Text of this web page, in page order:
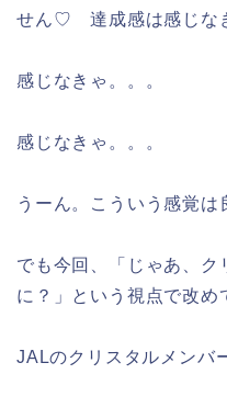
せん♡ 達成感は感じな
感じなきゃ。。。
感じなきゃ。。。
うーん。こういう感覚は
でも今回、「じゃあ、ク
に？」という視点で改め
JALのクリスタルメンバ